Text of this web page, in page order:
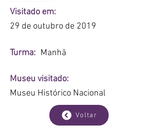
Visitado em:
29 de outubro de 2019
Turma: Manhã
Museu visitado:
Museu Histórico Nacional
Voltar